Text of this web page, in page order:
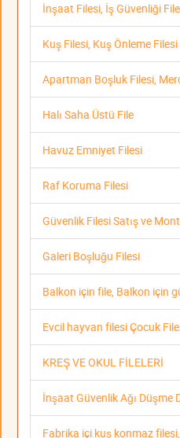
İnşaat Filesi, İş Güvenliği
Kuş Filesi, Kuş Önleme Filesi
Apartman Boşluk Filesi,
Halı Saha Üstü File
Havuz Emniyet Filesi
Raf Koruma Filesi
Güvenlik Filesi Satış ve
Galeri Boşluğu Filesi
Balkon için file, Balkon için
Evcil hayvan filesi Çocuk
KREŞ VE OKUL FİLELERİ
İnşaat Güvenlik Ağı Düşme
Fabrika içi kuş konmaz